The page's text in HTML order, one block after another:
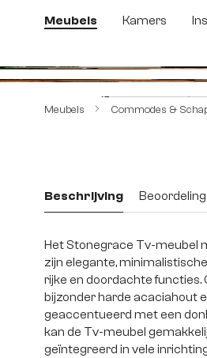
naar de hoofdinhoud
Ga naar de zoekopdracht
Ga naar de hoofdnavigatie
Meubels Kamers
Meubels Commodes &
Beschrijving
Het Stonegrace Tv-meubel
zijn elegante,
rijke en doordachte functies.
bijzonder harde acaciahout
geaccentueerd met een
kan de Tv-meubel
geïntegreerd in vele